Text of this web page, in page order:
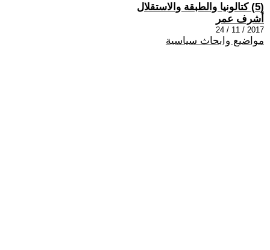
(5) كتالونيا والطبقة والاستقلال
أشرف عمر
2017 / 11 / 24
مواضيع وابحاث سياسية